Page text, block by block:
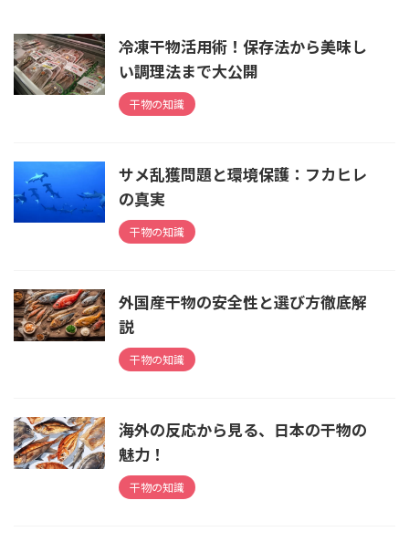
冷凍干物活用術！保存法から美味し
い調理法まで大公開
干物の知識
サメ乱獲問題と環境保護：フカヒレ
の真実
干物の知識
外国産干物の安全性と選び方徹底解
説
干物の知識
海外の反応から見る、日本の干物の
魅力！
干物の知識